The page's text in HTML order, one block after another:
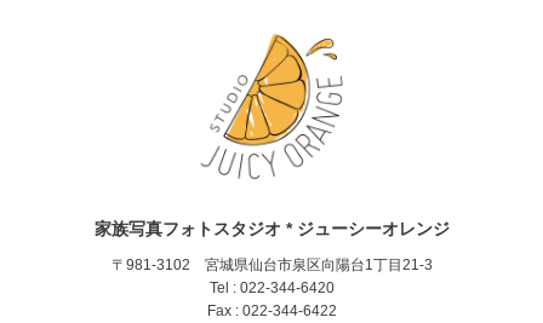
家族写真フォトスタジオ * ジューシーオレンジ
〒981-3102 宮城県仙台市泉区向陽台1丁目21-3
Tel : 022-344-6420
Fax : 022-344-6422